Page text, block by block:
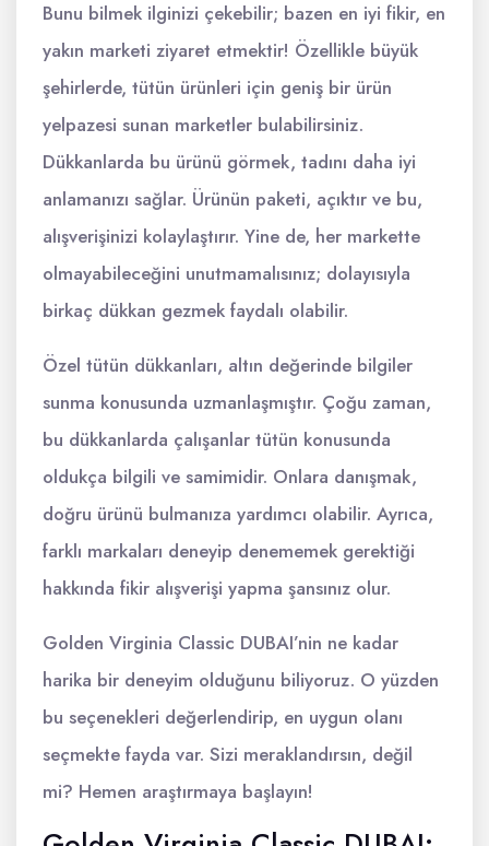
Bunu bilmek ilginizi çekebilir; bazen en iyi fikir, en
yakın marketi ziyaret etmektir! Özellikle büyük
şehirlerde, tütün ürünleri için geniş bir ürün
yelpazesi sunan marketler bulabilirsiniz.
Dükkanlarda bu ürünü görmek, tadını daha iyi
anlamanızı sağlar. Ürünün paketi, açıktır ve bu,
alışverişinizi kolaylaştırır. Yine de, her markette
olmayabileceğini unutmamalısınız; dolayısıyla
birkaç dükkan gezmek faydalı olabilir.
Özel tütün dükkanları, altın değerinde bilgiler
sunma konusunda uzmanlaşmıştır. Çoğu zaman,
bu dükkanlarda çalışanlar tütün konusunda
oldukça bilgili ve samimidir. Onlara danışmak,
doğru ürünü bulmanıza yardımcı olabilir. Ayrıca,
farklı markaları deneyip denememek gerektiği
hakkında fikir alışverişi yapma şansınız olur.
Golden Virginia Classic DUBAI’nin ne kadar
harika bir deneyim olduğunu biliyoruz. O yüzden
bu seçenekleri değerlendirip, en uygun olanı
seçmekte fayda var. Sizi meraklandırsın, değil
mi? Hemen araştırmaya başlayın!